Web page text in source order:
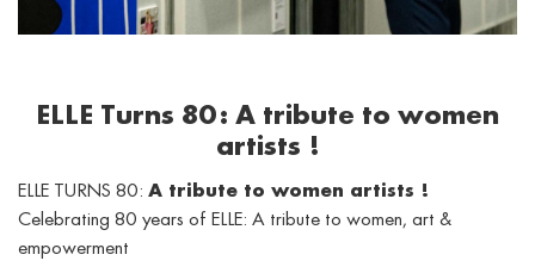
ELLE Turns 80: A tribute to women
artists !
ELLE TURNS 80: A tribute to women artists !
Celebrating 80 years of ELLE: A tribute to women, art &
empowerment